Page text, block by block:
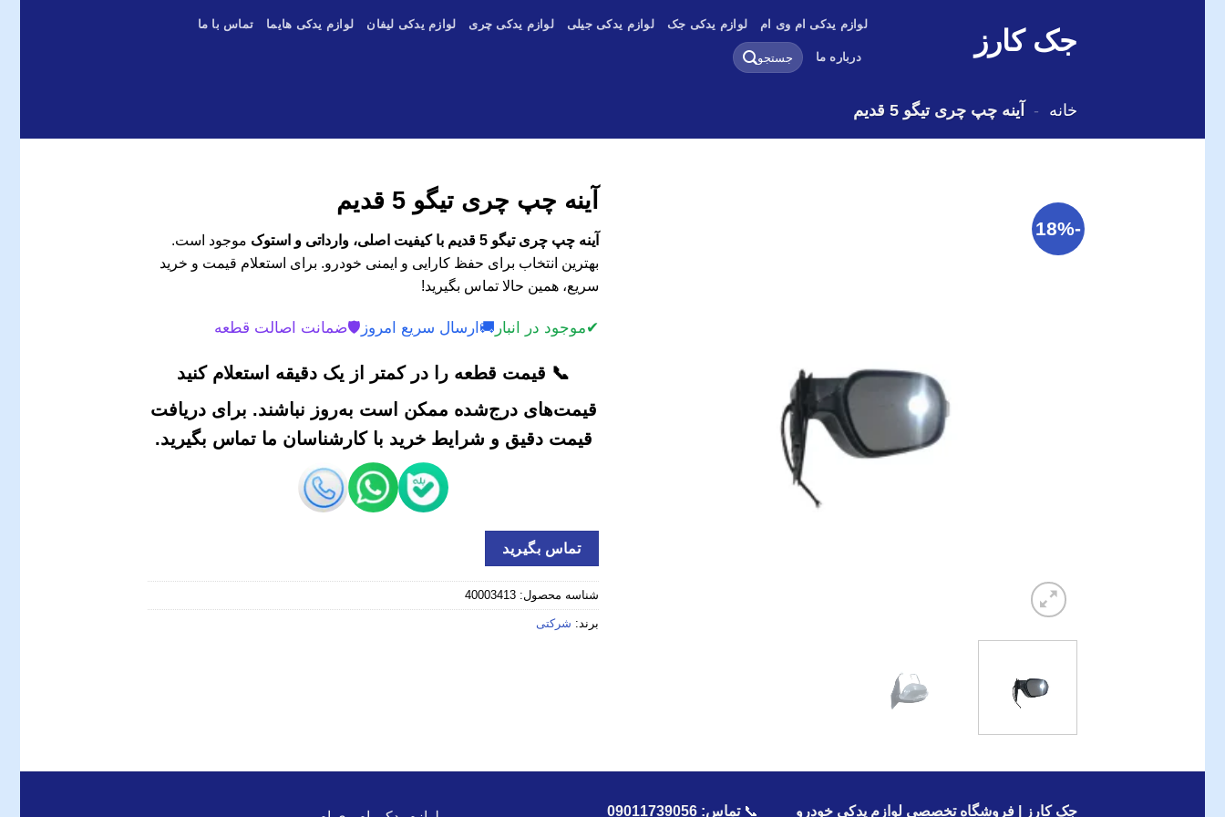
جک کارز
لوازم یدکی ام وی ام لوازم یدکی جک لوازم یدکی جیلی لوازم یدکی چری لوازم یدکی لیفان لوازم یدکی هایما تماس با ما
درباره ما
جستجو
برای:
خانه - آینه چپ چری تیگو 5 قدیم
-18%
آینه چپ چری تیگو 5 قدیم
آینه چپ چری تیگو 5 قدیم با کیفیت اصلی، وارداتی و استوک
موجود است.
بهترین انتخاب برای حفظ کارایی و ایمنی خودرو. برای استعلام قیمت و خرید
سریع، همین حالا تماس بگیرید!
✔موجود در انبار 🚚 ارسال سریع امروز 🛡️ضمانت اصالت قطعه
📞 قیمت قطعه را در کمتر از یک دقیقه استعلام کنید
قیمت‌های درج‌شده ممکن است به‌روز نباشند. برای دریافت
قیمت دقیق و شرایط خرید با کارشناسان ما تماس بگیرید.
تماس بگیرید
شناسه محصول: 40003413
برند: شرکتی
جک کارز | فروشگاه تخصصی لوازم یدکی خودرو 📞تماس: 09011739056